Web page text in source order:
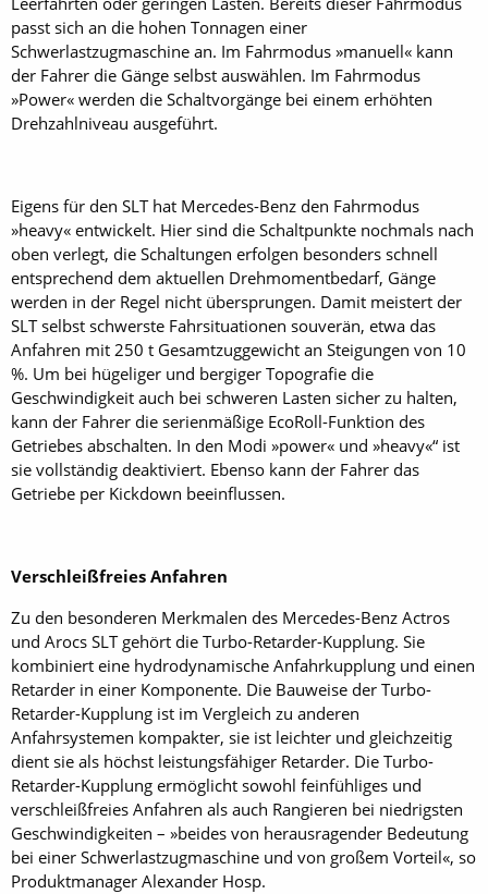
passt sich an die hohen Tonnagen einer
Schwerlastzugmaschine an. Im Fahrmodus »manuell« kann
der Fahrer die Gänge selbst auswählen. Im Fahrmodus
»Power« werden die Schaltvorgänge bei einem erhöhten
Drehzahlniveau ausgeführt.
Eigens für den SLT hat Mercedes-Benz den Fahrmodus
»heavy« entwickelt. Hier sind die Schaltpunkte nochmals nach
oben verlegt, die Schaltungen erfolgen besonders schnell
entsprechend dem aktuellen Drehmomentbedarf, Gänge
werden in der Regel nicht übersprungen. Damit meistert der
SLT selbst schwerste Fahrsituationen souverän, etwa das
Anfahren mit 250 t Gesamtzuggewicht an Steigungen von 10
%. Um bei hügeliger und bergiger Topografie die
Geschwindigkeit auch bei schweren Lasten sicher zu halten,
kann der Fahrer die serienmäßige EcoRoll-Funktion des
Getriebes abschalten. In den Modi »power« und »heavy«“ ist
sie vollständig deaktiviert. Ebenso kann der Fahrer das
Getriebe per Kickdown beeinflussen.
Verschleißfreies Anfahren
Zu den besonderen Merkmalen des Mercedes-Benz Actros
und Arocs SLT gehört die Turbo-Retarder-Kupplung. Sie
kombiniert eine hydrodynamische Anfahrkupplung und einen
Retarder in einer Komponente. Die Bauweise der Turbo-
Retarder-Kupplung ist im Vergleich zu anderen
Anfahrsystemen kompakter, sie ist leichter und gleichzeitig
dient sie als höchst leistungsfähiger Retarder. Die Turbo-
Retarder-Kupplung ermöglicht sowohl feinfühliges und
verschleißfreies Anfahren als auch Rangieren bei niedrigsten
Geschwindigkeiten – »beides von herausragender Bedeutung
bei einer Schwerlastzugmaschine und von großem Vorteil«, so
Produktmanager Alexander Hosp.